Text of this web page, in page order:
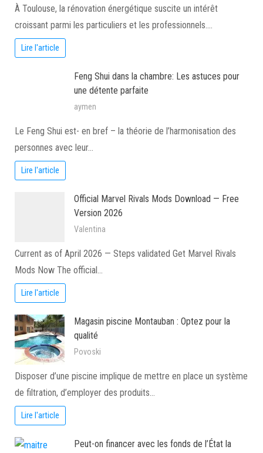
À Toulouse, la rénovation énergétique suscite un intérêt
croissant parmi les particuliers et les professionnels.…
Lire l'article
Feng Shui dans la chambre: Les astuces pour
une détente parfaite
aymen
Le Feng Shui est- en bref – la théorie de l’harmonisation des
personnes avec leur…
Lire l'article
Official Marvel Rivals Mods Download — Free
Version 2026
Valentina
Current as of April 2026 — Steps validated Get Marvel Rivals
Mods Now The official…
Lire l'article
Magasin piscine Montauban : Optez pour la
qualité
Povoski
Disposer d’une piscine implique de mettre en place un système
de filtration, d’employer des produits…
Lire l'article
Peut-on financer avec les fonds de l’État la